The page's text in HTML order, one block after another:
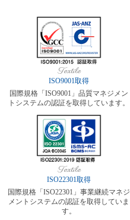
Textile
ISO9001取得
国際規格「ISO9001」品質マネジメン
トシステムの認証を取得しています。
Textile
ISO22301取得
国際規格「ISO22301」事業継続マネジ
メントシステムの認証を取得していま
す。